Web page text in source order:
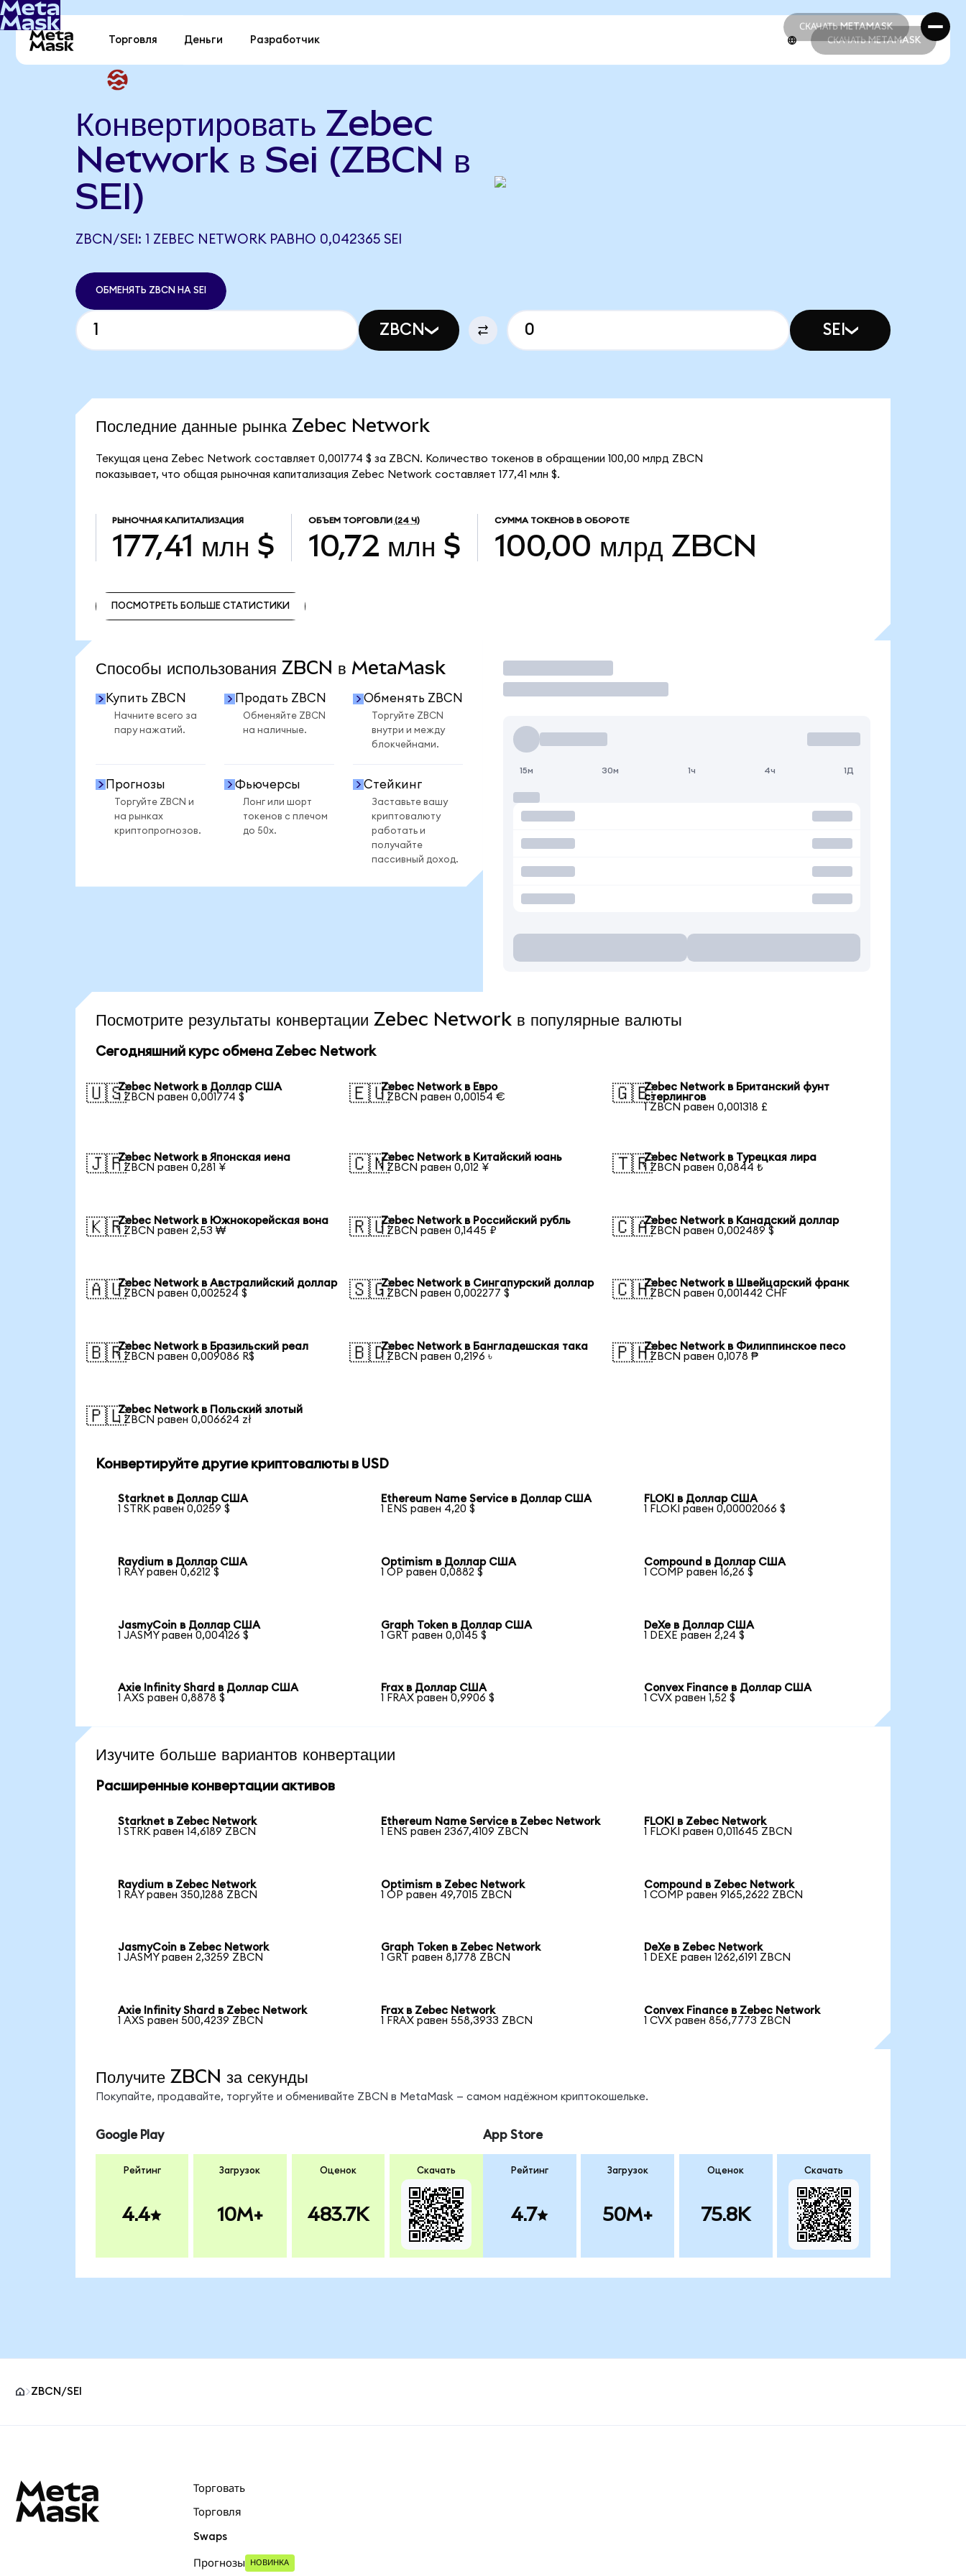
СКАЧАТЬ METAMASK
СКАЧАТЬ METAMASK
Торговля Деньги Разработчик СКАЧАТЬ METAMASK
Конвертировать Zebec
Network в Sei (ZBCN в
SEI)
ZBCN/SEI: 1 ZEBEC NETWORK РАВНО 0,042365 SEI
ОБМЕНЯТЬ ZBCN НА SEI
ZBCN SEI
Последние данные рынка Zebec Network
Текущая цена Zebec Network составляет 0,001774 $ за ZBCN. Количество токенов в обращении 100,00 млрд ZBCN
показывает, что общая рыночная капитализация Zebec Network составляет 177,41 млн $.
РЫНОЧНАЯ КАПИТАЛИЗАЦИЯ
177,41 млн $
ОБЪЕМ ТОРГОВЛИ (24 Ч)
10,72 млн $
СУММА ТОКЕНОВ В ОБОРОТЕ
100,00 млрд ZBCN
ПОСМОТРЕТЬ БОЛЬШЕ СТАТИСТИКИ
Способы использования ZBCN в MetaMask
Купить ZBCN
Начните всего за
пару нажатий.
Продать ZBCN
Обменяйте ZBCN
на наличные.
Обменять ZBCN
Торгуйте ZBCN
внутри и между
блокчейнами.
Прогнозы
Торгуйте ZBCN и
на рынках
криптопрогнозов.
Фьючерсы
Лонг или шорт
токенов с плечом
до 50x.
Стейкинг
Заставьте вашу
криптовалюту
работать и
получайте
пассивный доход.
Торговать
15м 30м 1ч 4ч 1Д
Посмотрите результаты конвертации Zebec Network в популярные валюты
Сегодняшний курс обмена Zebec Network
🇺🇸Zebec Network в Доллар США
1 ZBCN равен 0,001774 $
🇪🇺Zebec Network в Евро
1 ZBCN равен 0,00154 €
🇬🇧Zebec Network в Британский фунт
стерлингов
1 ZBCN равен 0,001318 £
🇯🇵Zebec Network в Японская иена
1 ZBCN равен 0,281 ¥
🇨🇳Zebec Network в Китайский юань
1 ZBCN равен 0,012 ¥
🇹🇷Zebec Network в Турецкая лира
1 ZBCN равен 0,0844 ₺
🇰🇷Zebec Network в Южнокорейская вона
1 ZBCN равен 2,53 ₩
🇷🇺Zebec Network в Российский рубль
1 ZBCN равен 0,1445 ₽
🇨🇦Zebec Network в Канадский доллар
1 ZBCN равен 0,002489 $
🇦🇺Zebec Network в Австралийский доллар
1 ZBCN равен 0,002524 $
🇸🇬Zebec Network в Сингапурский доллар
1 ZBCN равен 0,002277 $
🇨🇭Zebec Network в Швейцарский франк
1 ZBCN равен 0,001442 CHF
🇧🇷Zebec Network в Бразильский реал
1 ZBCN равен 0,009086 R$
🇧🇩Zebec Network в Бангладешская така
1 ZBCN равен 0,2196 ৳
🇵🇭Zebec Network в Филиппинское песо
1 ZBCN равен 0,1078 ₱
🇵🇱Zebec Network в Польский злотый
1 ZBCN равен 0,006624 zł
Конвертируйте другие криптовалюты в USD
Starknet в Доллар США
1 STRK равен 0,0259 $
Ethereum Name Service в Доллар США
1 ENS равен 4,20 $
FLOKI в Доллар США
1 FLOKI равен 0,00002066 $
Raydium в Доллар США
1 RAY равен 0,6212 $
Optimism в Доллар США
1 OP равен 0,0882 $
Compound в Доллар США
1 COMP равен 16,26 $
JasmyCoin в Доллар США
1 JASMY равен 0,004126 $
Graph Token в Доллар США
1 GRT равен 0,0145 $
DeXe в Доллар США
1 DEXE равен 2,24 $
Axie Infinity Shard в Доллар США
1 AXS равен 0,8878 $
Frax в Доллар США
1 FRAX равен 0,9906 $
Convex Finance в Доллар США
1 CVX равен 1,52 $
Изучите больше вариантов конвертации
Расширенные конвертации активов
Starknet в Zebec Network
1 STRK равен 14,6189 ZBCN
Ethereum Name Service в Zebec Network
1 ENS равен 2367,4109 ZBCN
FLOKI в Zebec Network
1 FLOKI равен 0,011645 ZBCN
Raydium в Zebec Network
1 RAY равен 350,1288 ZBCN
Optimism в Zebec Network
1 OP равен 49,7015 ZBCN
Compound в Zebec Network
1 COMP равен 9165,2622 ZBCN
JasmyCoin в Zebec Network
1 JASMY равен 2,3259 ZBCN
Graph Token в Zebec Network
1 GRT равен 8,1778 ZBCN
DeXe в Zebec Network
1 DEXE равен 1262,6191 ZBCN
Axie Infinity Shard в Zebec Network
1 AXS равен 500,4239 ZBCN
Frax в Zebec Network
1 FRAX равен 558,3933 ZBCN
Convex Finance в Zebec Network
1 CVX равен 856,7773 ZBCN
Получите ZBCN за секунды
Покупайте, продавайте, торгуйте и обменивайте ZBCN в MetaMask — самом надёжном криптокошельке.
Google Play
Рейтинг
4.4
Загрузок
10M+
Оценок
483.7K
Скачать
App Store
Рейтинг
4.7
Загрузок
50M+
Оценок
75.8K
Скачать
ZBCN/SEI
Торговать
Торговля
Swaps
Прогнозы НОВИНКА